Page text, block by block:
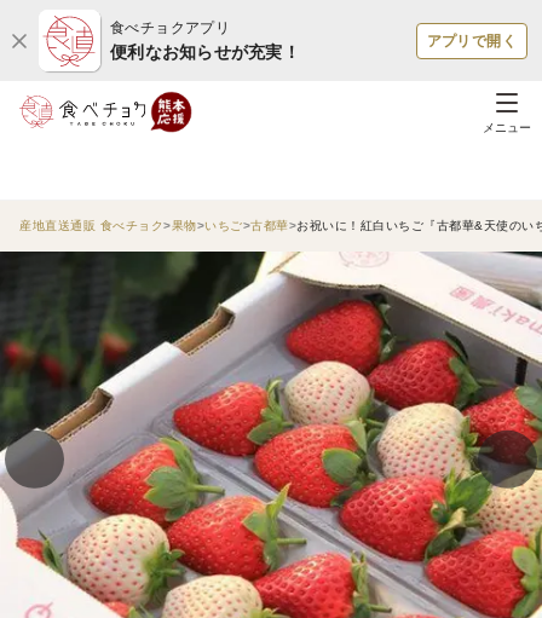
食べチョクアプリ
便利なお知らせが充実！
アプリで開く
メニュー
産地直送通販 食べチョク 果物 いちご 古都華 お祝いに！紅白いちご『古都華&天使の